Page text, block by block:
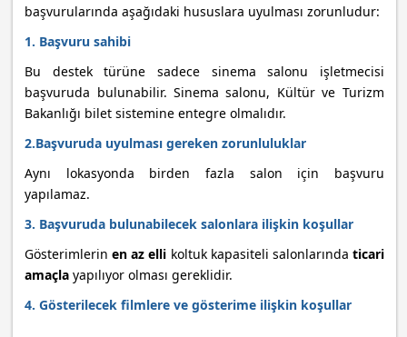
başvurularında aşağıdaki hususlara uyulması zorunludur:
1. Başvuru sahibi
Bu destek türüne sadece sinema salonu işletmecisi
başvuruda bulunabilir. Sinema salonu, Kültür ve Turizm
Bakanlığı bilet sistemine entegre olmalıdır.
2.Başvuruda uyulması gereken zorunluluklar
Aynı lokasyonda birden fazla salon için başvuru
yapılamaz.
3. Başvuruda bulunabilecek salonlara ilişkin koşullar
Gösterimlerinen az elli koltuk kapasiteli salonlarında ticari
amaçla yapılıyor olması gereklidir.
4. Gösterilecek filmlere ve gösterime ilişkin koşullar